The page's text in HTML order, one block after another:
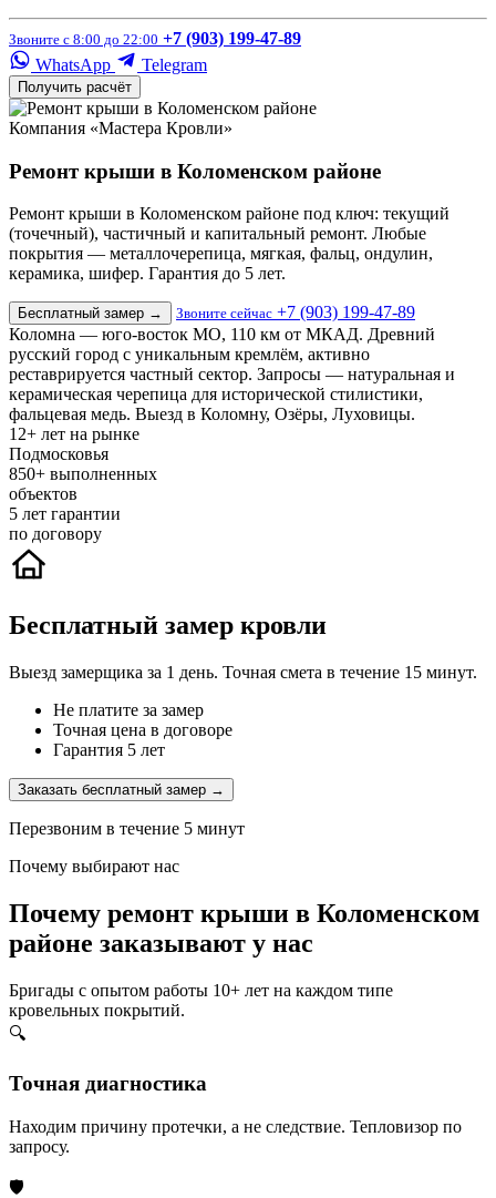
Звоните с 8:00 до 22:00 +7 (903) 199-47-89
WhatsApp
Telegram
Получить расчёт
Компания «Мастера Кровли»
Ремонт крыши в Коломенском районе
Ремонт крыши в Коломенском районе под ключ: текущий
(точечный), частичный и капитальный ремонт. Любые
покрытия — металлочерепица, мягкая, фальц, ондулин,
керамика, шифер. Гарантия до 5 лет.
Бесплатный замер → Звоните сейчас +7 (903) 199-47-89
Коломна — юго-восток МО, 110 км от МКАД. Древний
русский город с уникальным кремлём, активно
реставрируется частный сектор. Запросы — натуральная и
керамическая черепица для исторической стилистики,
фальцевая медь. Выезд в Коломну, Озёры, Луховицы.
12+ лет на рынке
Подмосковья
850+ выполненных
объектов
5 лет гарантии
по договору
Бесплатный замер кровли
Выезд замерщика за 1 день. Точная смета в течение 15 минут.
Не платите за замер
Точная цена в договоре
Гарантия 5 лет
Заказать бесплатный замер →
Перезвоним в течение 5 минут
Почему выбирают нас
Почему ремонт крыши в Коломенском
районе заказывают у нас
Бригады с опытом работы 10+ лет на каждом типе
кровельных покрытий.
🔍
Точная диагностика
Находим причину протечки, а не следствие. Тепловизор по
запросу.
🛡️